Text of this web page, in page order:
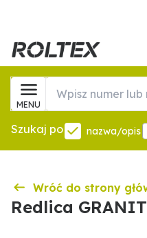
MENU
Szukaj po nazwa/opis
Wróć do strony
Redlica